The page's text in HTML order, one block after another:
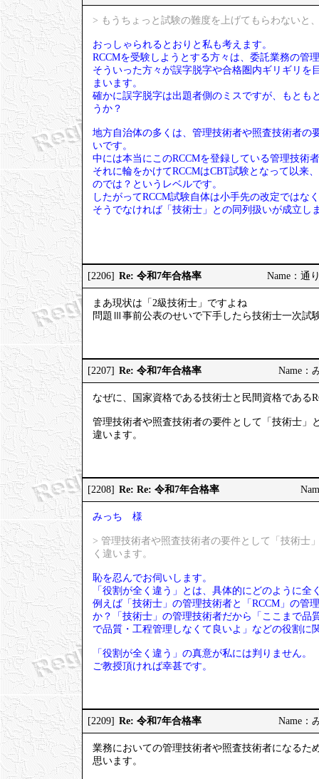
> もうちょっと試験の難度を上げてもらわないと
おっしゃられるとおりと私も考えます。
RCCMを受験しようとする方々は、委託業務の管
そういった方々が誤字脱字や合格圏内ギリギリ
まいます。
確かに誤字脱字は出題者側のミスですが、もとも
うか？
地方自治体の多くは、管理技術者や照査技術者の
いです。
中には本当にこのRCCMを登録している管理技術
それに輪をかけてRCCMはCBT試験となって以
のでは？というレベルです。
したがってRCCM試験自体は小手先の改定ではな
そうでなければ「技術士」との同列扱いが成立し
[2206] Re: 令和7年合格率 Name：通
まあ現状は「2級技術士」ですよね
問題Ⅲ事前公表のせいで下手したら技術士一次試
[2207] Re: 令和7年合格率 Name：
なぜに、国家資格である技術士と民間資格である
管理技術者や照査技術者の要件として「技術士」
違います。
[2208] Re: Re: 令和7年合格率
みっち 様
> 管理技術者や照査技術者の要件として「技術士
く違います。
恥を忍んでお伺いします。
「役割が全く違う」とは、具体的にどのように全
例えば「技術士」の管理技術者と「RCCM」の管
か？「技術士」の管理技術者だから「ここまで品
で品質・工程管理しなくて良いよ」などの役割に
「役割が全く違う」の真意が私には判りません。
ご教授頂ければ幸甚です。
[2209] Re: 令和7年合格率 Name：
業務においての管理技術者や照査技術者になるた
思います。